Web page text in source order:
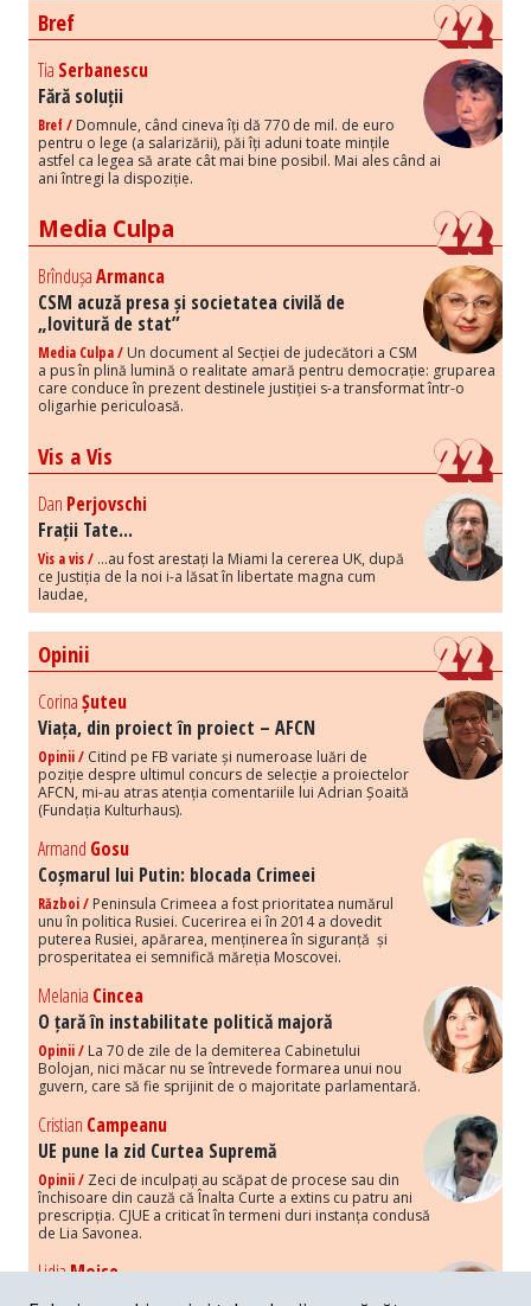
Bref
Tia Serbanescu
Fără soluții
Bref / Domnule, când cineva îți dă 770 de mil. de euro
pentru o lege (a salarizării), păi îți aduni toate mințile
astfel ca legea să arate cât mai bine posibil. Mai ales când ai
ani întregi la dispoziție.
Media Culpa
BrîndușaArmanca
CSM acuză presa și societatea civilă de
„lovitură de stat”
Media Culpa / Un document al Secției de judecători a CSM
a pus în plină lumină o realitate amară pentru democrație: gruparea
care conduce în prezent destinele justiției s-a transformat într-o
oligarhie periculoasă.
Vis a Vis
Dan Perjovschi
Frații Tate...
Vis a vis / ...au fost arestați la Miami la cererea UK, după
ce Justiția de la noi i-a lăsat în libertate magna cum
laudae,
Opinii
CorinaȘuteu
Viața, din proiect în proiect – AFCN
Opinii / Citind pe FB variate și numeroase luări de
poziție despre ultimul concurs de selecție a proiectelor
AFCN, mi-au atras atenția comentariile lui Adrian Șoaită
(Fundația Kulturhaus).
Armand Gosu
Coșmarul lui Putin: blocada Crimeei
Război / Peninsula Crimeea a fost prioritatea numărul
unu în politica Rusiei. Cucerirea ei în 2014 a dovedit
puterea Rusiei, apărarea, menținerea în siguranță și
prosperitatea ei semnifică măreția Moscovei.
Melania Cincea
O țară în instabilitate politică majoră
Opinii / La 70 de zile de la demiterea Cabinetului
Bolojan, nici măcar nu se întrevede formarea unui nou
guvern, care să fie sprijinit de o majoritate parlamentară.
Cristian Campeanu
UE pune la zid Curtea Supremă
Opinii / Zeci de inculpați au scăpat de procese sau din
închisoare din cauză că Înalta Curte a extins cu patru ani
prescripția. CJUE a criticat în termeni duri instanța condusă
de Lia Savonea.
LidiaMoise
Costurile economice ale haosului politic